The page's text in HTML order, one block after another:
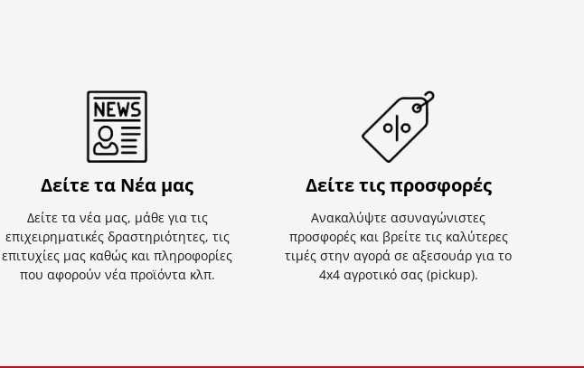
Δείτε τα Νέα μας
Δείτε τα νέα μας, μάθε για τις
επιχειρηματικές δραστηριότητες, τις
επιτυχίες μας καθώς και πληροφορίες
που αφορούν νέα προϊόντα κλπ.
Δείτε τις προσφορές
Ανακαλύψτε ασυναγώνιστες
προσφορές και βρείτε τις καλύτερες
τιμές στην αγορά σε αξεσουάρ για το
4x4 αγροτικό σας (pickup).